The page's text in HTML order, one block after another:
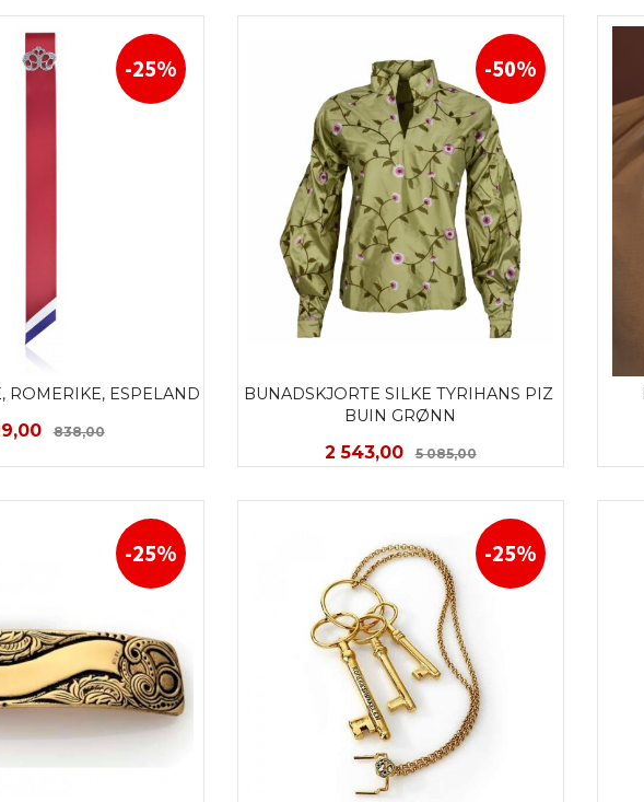
ROMERIKE, ESPELAND
838,00Rabatt
-25%
BUNADSKJORTE SILKE TYRIHANS PIZ
BUIN GRØNN
Tilbud
2 543,00 5 085,00Rabatt
-50%
-25% -25%